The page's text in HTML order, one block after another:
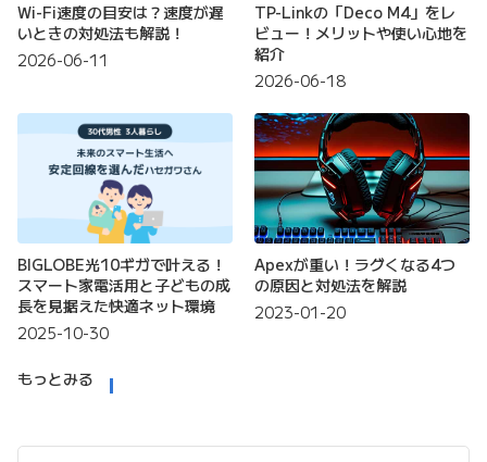
Wi-Fi速度の目安は？速度が遅
いときの対処法も解説！
2026-06-11
TP-Linkの「Deco M4」をレ
ビュー！メリットや使い心地を
紹介
2026-06-18
BIGLOBE光10ギガで叶える！
スマート家電活用と子どもの成
長を見据えた快適ネット環境
2025-10-30
Apexが重い！ラグくなる4つ
の原因と対処法を解説
2023-01-20
もっとみる